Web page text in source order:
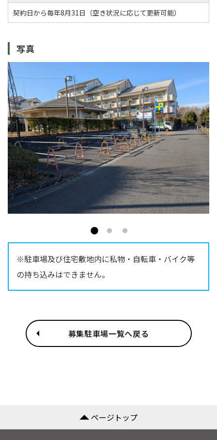
契約日から毎年8月31日（空き状況に応じて更新可能）
写真
※駐車場及び住宅敷地内に私物・自転車・バイク等
の持ち込みはできません。
募集駐車場一覧へ戻る
ページトップ